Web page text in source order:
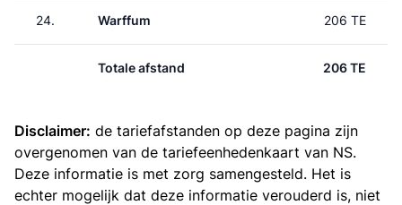
24. Warffum 206 TE
Totale afstand 206 TE
Disclaimer: de tariefafstanden op deze pagina zijn
overgenomen van de tariefeenhedenkaart van NS.
Deze informatie is met zorg samengesteld. Het is
echter mogelijk dat deze informatie verouderd is, niet